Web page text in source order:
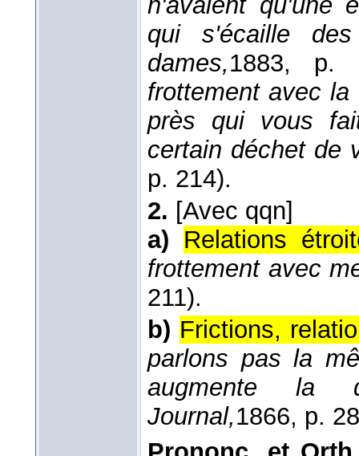
qui s'écaille
dames,1883, p.
frottement avec
près qui vous
certain déchet de
p. 214).
2. [Avec qqn]
a) Relations
frottement avec
211).
b) Frictions,
parlons pas la
augmente la
Journal,1866, p.